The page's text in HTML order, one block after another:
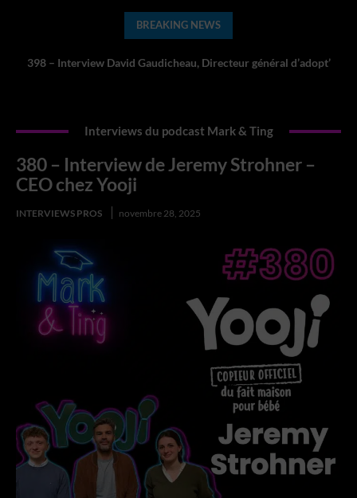
BREAKING NEWS
380 – Interview de Jeremy Strohner – CEO chez Yooji
Interviews du podcast Mark & Ting
380 – Interview de Jeremy Strohner –
CEO chez Yooji
INTERVIEWS PROS novembre 28, 2025